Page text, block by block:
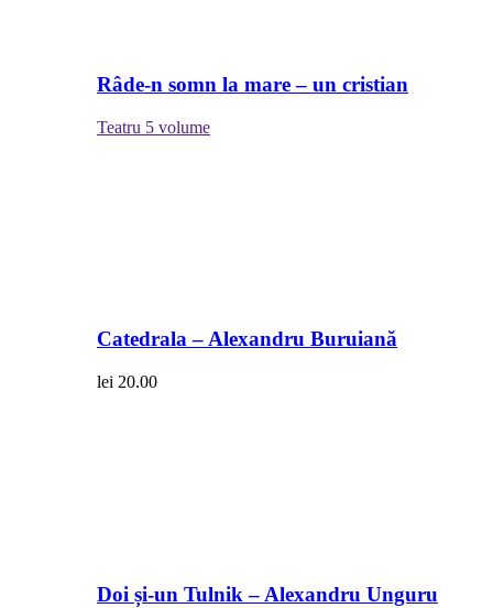
Râde-n somn la mare – un cristian
Teatru 5 volume
Catedrala – Alexandru Buruiană
lei 20.00
Doi și-un Tulnik – Alexandru Unguru